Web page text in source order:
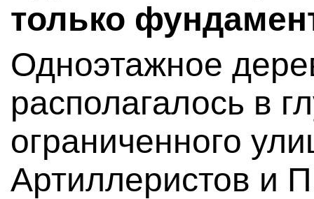
только
Одноэтажное
располагалось в
ограниченного
Артиллеристов и